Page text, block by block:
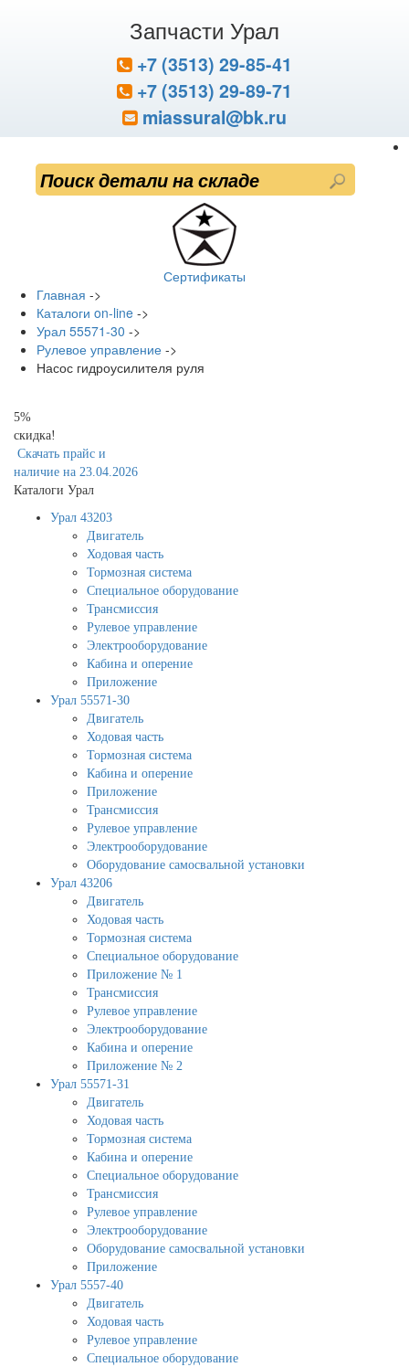
Запчасти Урал
+7 (3513) 29-85-41
+7 (3513) 29-89-71
miassural@bk.ru
Сертификаты
Главная ->
Каталоги on-line ->
Урал 55571-30 ->
Рулевое управление ->
Насос гидроусилителя руля
5%
скидка!
Скачать прайс и
наличие на 23.04.2026
Каталоги Урал
Урал 43203
Двигатель
Ходовая часть
Тормозная система
Специальное оборудование
Трансмиссия
Рулевое управление
Электрооборудование
Кабина и оперение
Приложение
Урал 55571-30
Двигатель
Ходовая часть
Тормозная система
Кабина и оперение
Приложение
Трансмиссия
Рулевое управление
Электрооборудование
Оборудование самосвальной установки
Урал 43206
Двигатель
Ходовая часть
Тормозная система
Специальное оборудование
Приложение № 1
Трансмиссия
Рулевое управление
Электрооборудование
Кабина и оперение
Приложение № 2
Урал 55571-31
Двигатель
Ходовая часть
Тормозная система
Кабина и оперение
Специальное оборудование
Трансмиссия
Рулевое управление
Электрооборудование
Оборудование самосвальной установки
Приложение
Урал 5557-40
Двигатель
Ходовая часть
Рулевое управление
Специальное оборудование